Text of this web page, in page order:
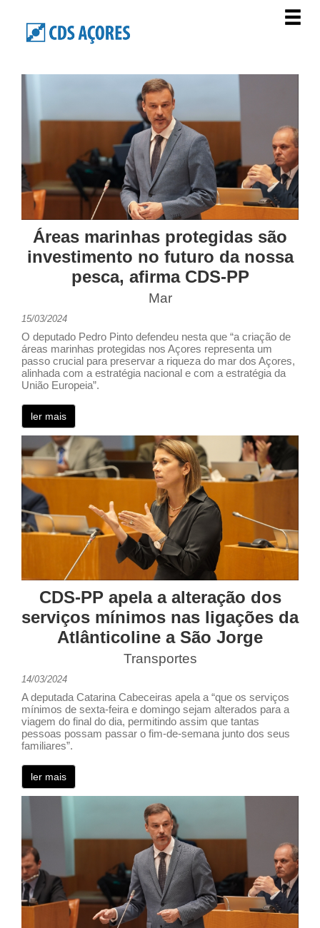
Áreas marinhas protegidas são
investimento no futuro da nossa
pesca, afirma CDS-PP
Mar
15/03/2024
O deputado Pedro Pinto defendeu nesta que “a criação de
áreas marinhas protegidas nos Açores representa um
passo crucial para preservar a riqueza do mar dos Açores,
alinhada com a estratégia nacional e com a estratégia da
União Europeia”.
ler mais
CDS-PP apela a alteração dos
serviços mínimos nas ligações da
Atlânticoline a São Jorge
Transportes
14/03/2024
A deputada Catarina Cabeceiras apela a “que os serviços
mínimos de sexta-feira e domingo sejam alterados para a
viagem do final do dia, permitindo assim que tantas
pessoas possam passar o fim-de-semana junto dos seus
familiares”.
ler mais